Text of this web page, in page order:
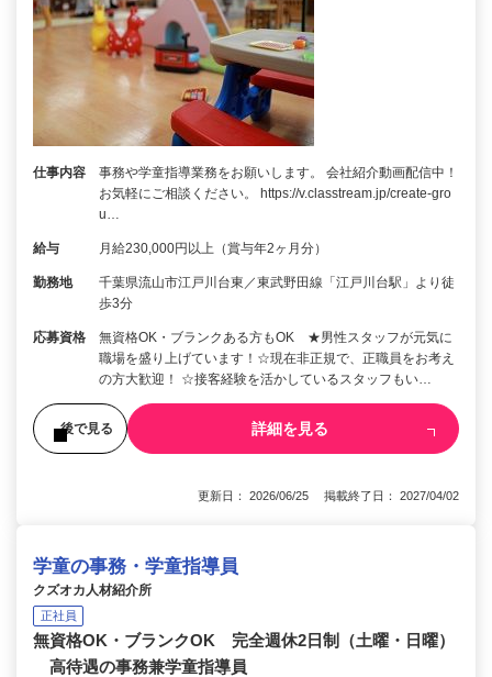
仕事内容
事務や学童指導業務をお願いします。 会社紹介動画配信中！
お気軽にご相談ください。 https://v.classtream.jp/create-gro
u…
給与 月給230,000円以上（賞与年2ヶ月分）
勤務地
千葉県流山市江戸川台東／東武野田線「江戸川台駅」より徒
歩3分
応募資格
無資格OK・ブランクある方もOK ★男性スタッフが元気に
職場を盛り上げています！☆現在非正規で、正職員をお考え
の方大歓迎！ ☆接客経験を活かしているスタッフもい…
後で見る 詳細を見る
更新日： 2026/06/25 掲載終了日： 2027/04/02
学童の事務・学童指導員
クズオカ人材紹介所
正社員
無資格OK・ブランクOK 完全週休2日制（土曜・日曜）
高待遇の事務兼学童指導員